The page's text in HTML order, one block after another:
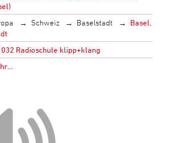
Schweiz Baselstadt
Basel,
Radioschule klipp+klang